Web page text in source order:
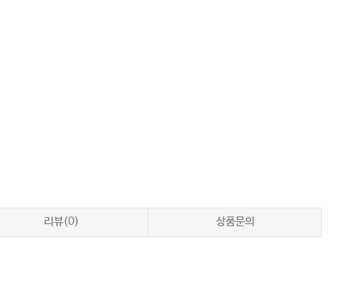
리뷰(0) 상품문의